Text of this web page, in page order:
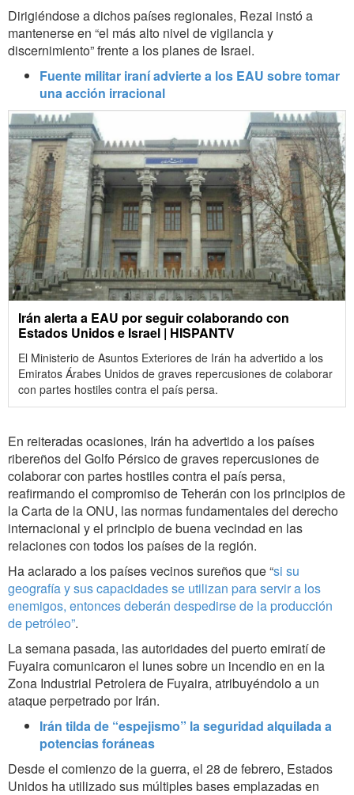
Dirigiéndose a dichos países regionales, Rezai instó a
mantenerse en “el más alto nivel de vigilancia y
discernimiento” frente a los planes de Israel.
Fuente militar iraní advierte a los EAU sobre tomar
una acción irracional
Irán alerta a EAU por seguir colaborando con
Estados Unidos e Israel | HISPANTV
El Ministerio de Asuntos Exteriores de Irán ha advertido a los
Emiratos Árabes Unidos de graves repercusiones de colaborar
con partes hostiles contra el país persa.
En reiteradas ocasiones, Irán ha advertido a los países
ribereños del Golfo Pérsico de graves repercusiones de
colaborar con partes hostiles contra el país persa,
reafirmando el compromiso de Teherán con los principios de
la Carta de la ONU, las normas fundamentales del derecho
internacional y el principio de buena vecindad en las
relaciones con todos los países de la región.
Ha aclarado a los países vecinos sureños que “si su
geografía y sus capacidades se utilizan para servir a los
enemigos, entonces deberán despedirse de la producción
de petróleo”.
La semana pasada, las autoridades del puerto emiratí de
Fuyaira comunicaron el lunes sobre un incendio en en la
Zona Industrial Petrolera de Fuyaira, atribuyéndolo a un
ataque perpetrado por Irán.
Irán tilda de “espejismo” la seguridad alquilada a
potencias foráneas
Desde el comienzo de la guerra, el 28 de febrero, Estados
Unidos ha utilizado sus múltiples bases emplazadas en